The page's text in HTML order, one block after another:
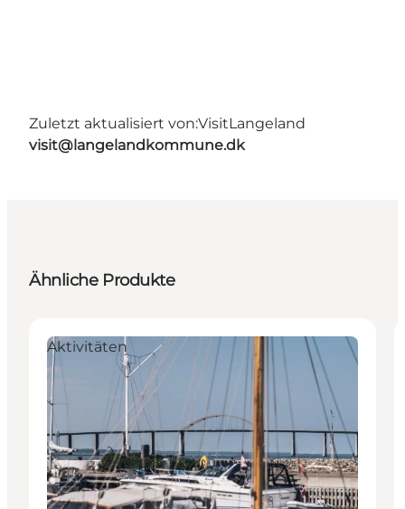
Zuletzt aktualisiert von:VisitLangeland
visit@langelandkommune.dk
Ähnliche Produkte
Aktivitäten